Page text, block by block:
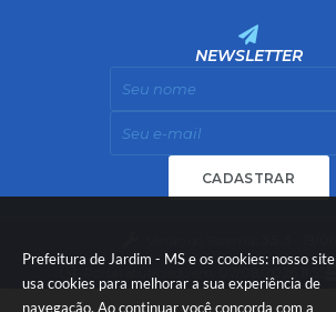
Prefeitura de Jardim - MS e os cookies: nosso site
usa cookies para melhorar a sua experiência de
navegação. Ao continuar você concorda com a
NEWSLETTER
CADASTRAR